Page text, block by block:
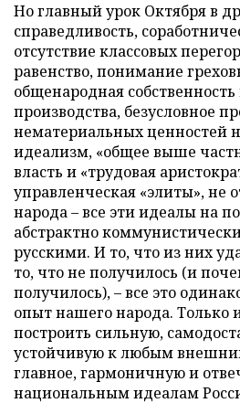
Но главный урок Октября в
справедливость,
отсутствие классовых
равенство, понимание
общенародная собственность
производства, безусловное
нематериальных ценностей
идеализм, «общее выше
власть и «трудовая
управленческая «элиты», не
народа – все эти идеалы на
абстрактно
русскими. И то, что из них
то, что не получилось (и
получилось), – все это
опыт нашего народа. Только
построить сильную,
устойчивую к любым
главное, гармоничную и
национальным идеалам